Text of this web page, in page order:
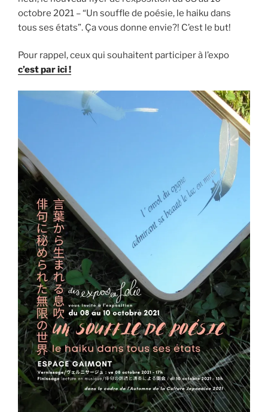
octobre 2021 – “Un souffle de poésie, le haiku dans
tous ses états”. Ça vous donne envie?! C’est le but!
Pour rappel, ceux qui souhaitent participer à l’expo
c’est par ici !